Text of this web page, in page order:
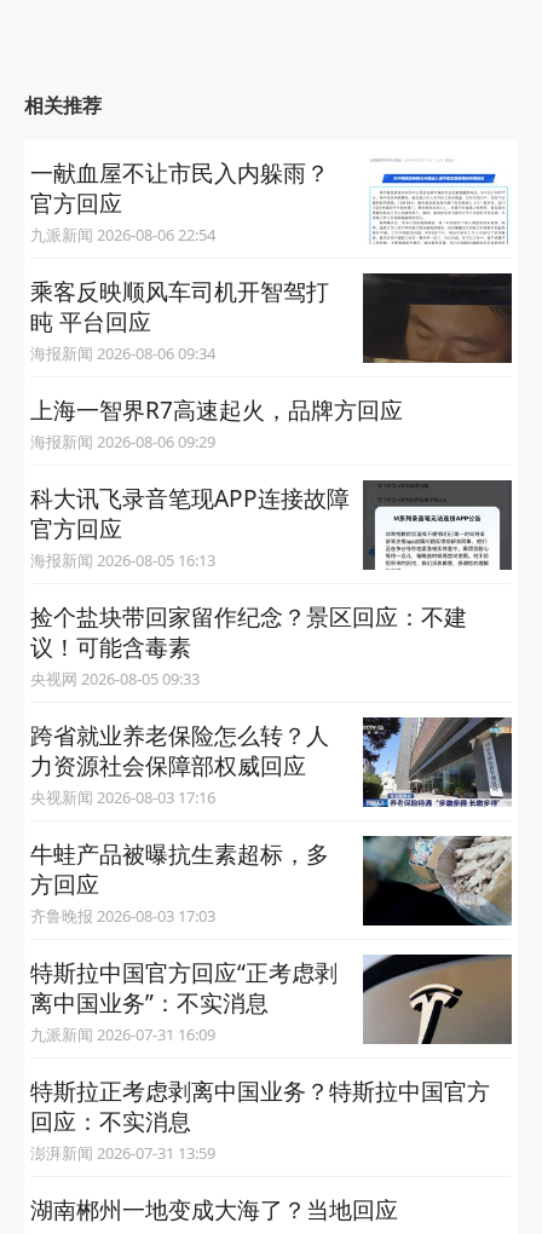
相关推荐
一献血屋不让市民入内躲雨？
官方回应
九派新闻 2026-08-06 22:54
乘客反映顺风车司机开智驾打
盹 平台回应
海报新闻 2026-08-06 09:34
上海一智界R7高速起火，品牌方回应
海报新闻 2026-08-06 09:29
科大讯飞录音笔现APP连接故障
官方回应
海报新闻 2026-08-05 16:13
捡个盐块带回家留作纪念？景区回应：不建
议！可能含毒素
央视网 2026-08-05 09:33
跨省就业养老保险怎么转？人
力资源社会保障部权威回应
央视新闻 2026-08-03 17:16
牛蛙产品被曝抗生素超标，多
方回应
齐鲁晚报 2026-08-03 17:03
特斯拉中国官方回应“正考虑剥
离中国业务”：不实消息
九派新闻 2026-07-31 16:09
特斯拉正考虑剥离中国业务？特斯拉中国官方
回应：不实消息
澎湃新闻 2026-07-31 13:59
湖南郴州一地变成大海了？当地回应